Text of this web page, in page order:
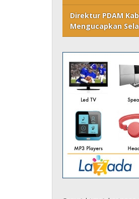
Direktur PDAM
Mengucapkan